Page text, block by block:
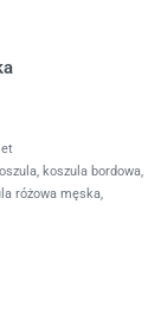
, koszula bordowa,
różowa męska,